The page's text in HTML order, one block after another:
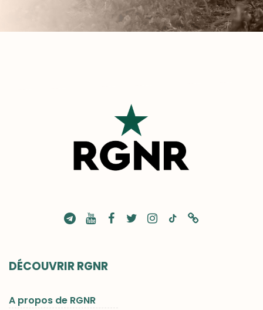
DÉCOUVRIR RGNR
A propos de RGNR